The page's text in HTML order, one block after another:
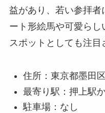
益があり、若い参拝
ート形絵馬や可愛らし
スポットとしても注目
住所：東京都墨田
最寄り駅：押上駅
駐車場：なし